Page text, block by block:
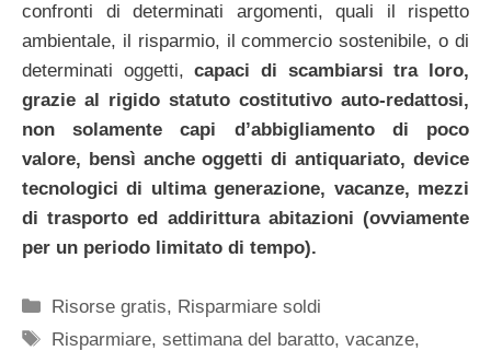
confronti di determinati argomenti, quali il rispetto
ambientale, il risparmio, il commercio sostenibile, o di
determinati oggetti,capaci di scambiarsi tra loro,
grazie al rigido statuto costitutivo auto-redattosi,
non solamente capi d’abbigliamento di poco
valore, bensì anche oggetti di antiquariato, device
tecnologici di ultima generazione, vacanze, mezzi
di trasporto ed addirittura abitazioni (ovviamente
per un periodo limitato di tempo).
Categorie
Risorse gratis, Risparmiare soldi
Tag
Risparmiare,settimana del baratto,vacanze,